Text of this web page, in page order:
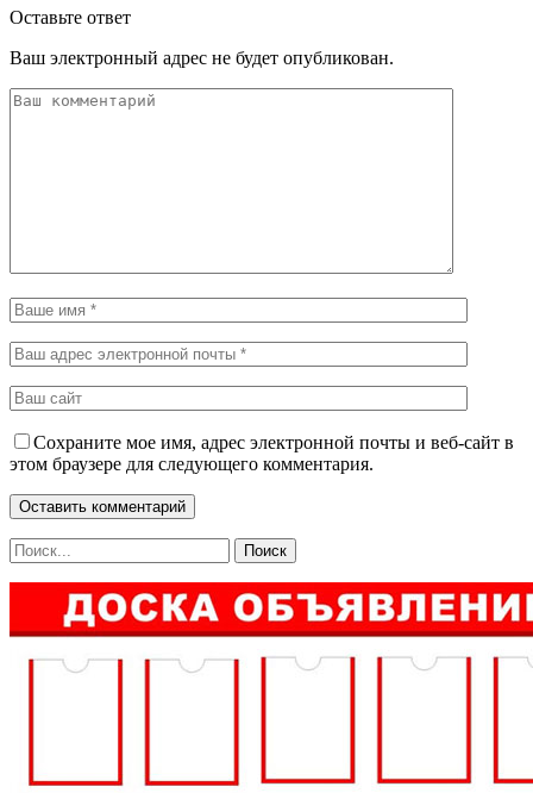
Оставьте ответ
Ваш электронный адрес не будет опубликован.
Сохраните мое имя, адрес электронной почты и веб-сайт в
этом браузере для следующего комментария.